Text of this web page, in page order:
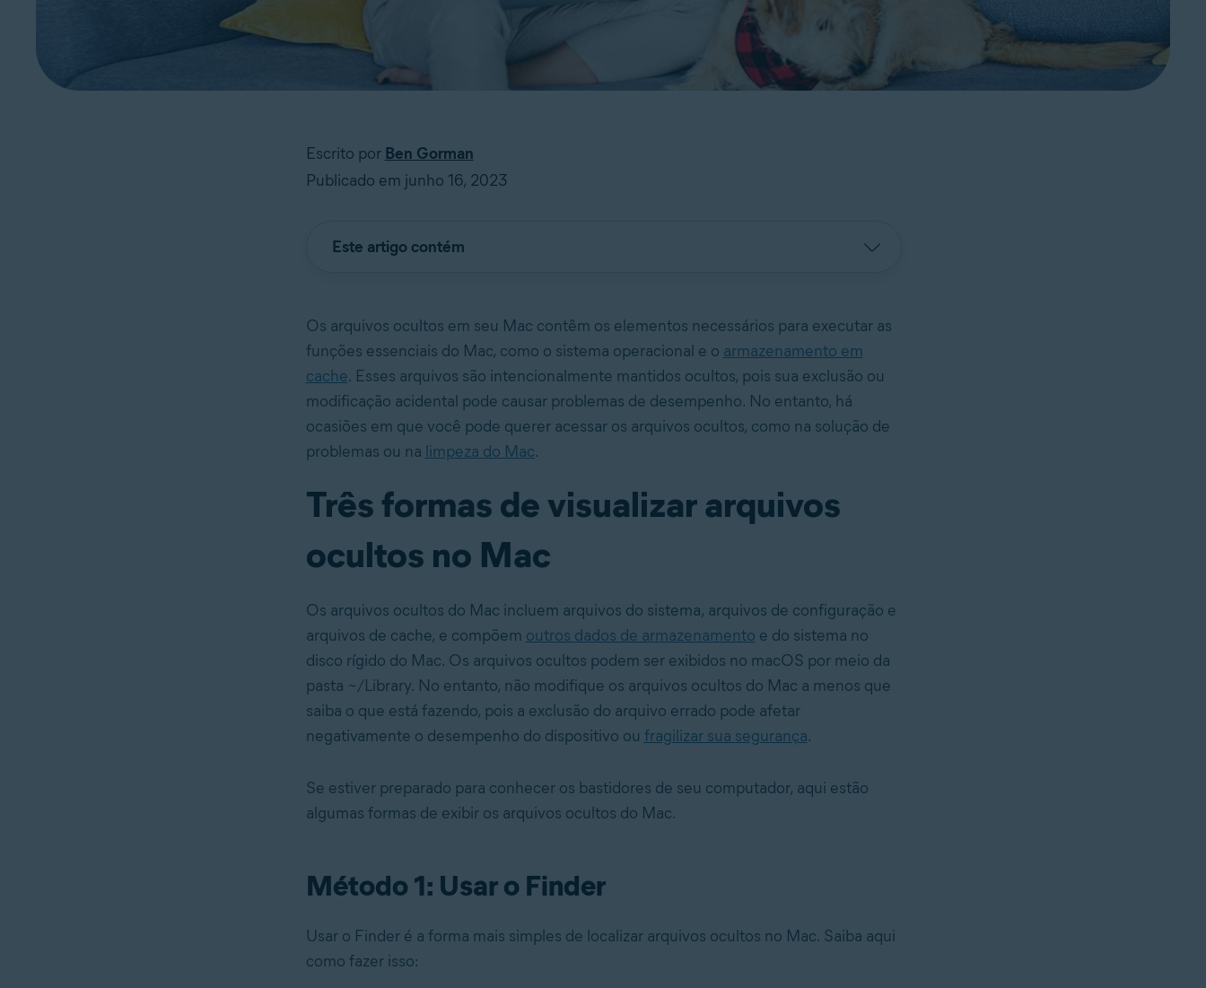
Escrito por Ben Gorman
Publicado em junho 16, 2023
Este artigo contém
Os arquivos ocultos em seu Mac contêm os elementos necessários para executar as
funções essenciais do Mac, como o sistema operacional e o armazenamento em
cache. Esses arquivos são intencionalmente mantidos ocultos, pois sua exclusão ou
modificação acidental pode causar problemas de desempenho. No entanto, há
ocasiões em que você pode querer acessar os arquivos ocultos, como na solução de
problemas ou na limpeza do Mac.
Três formas de visualizar arquivos
ocultos no Mac
Os arquivos ocultos do Mac incluem arquivos do sistema, arquivos de configuração e
arquivos de cache, e compõem outros dados de armazenamento e do sistema no
disco rígido do Mac. Os arquivos ocultos podem ser exibidos no macOS por meio da
pasta ~/Library. No entanto, não modifique os arquivos ocultos do Mac a menos que
saiba o que está fazendo, pois a exclusão do arquivo errado pode afetar
negativamente o desempenho do dispositivo ou fragilizar sua segurança.
Se estiver preparado para conhecer os bastidores de seu computador, aqui estão
algumas formas de exibir os arquivos ocultos do Mac.
Método 1: Usar o Finder
Usar o Finder é a forma mais simples de localizar arquivos ocultos no Mac. Saiba aqui
como fazer isso: